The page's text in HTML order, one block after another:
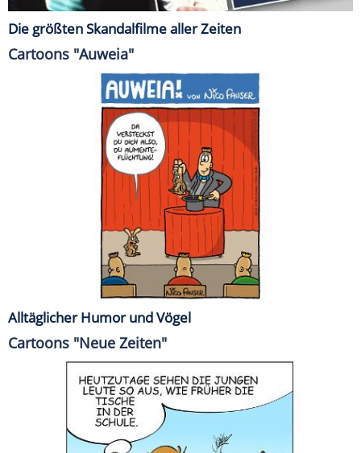
Die größten Skandalfilme aller Zeiten
Cartoons "Auweia"
Alltäglicher Humor und Vögel
Cartoons "Neue Zeiten"